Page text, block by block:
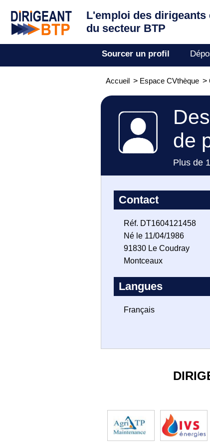
L'emploi des dirigeants
du secteur BTP
Sourcer un profil
Accueil > Espace CVthèque >
de
Plus de
Contact
Réf. DT1604121458
Né le 11/04/1986
91830 Le Coudray
Montceaux
Langues
Français